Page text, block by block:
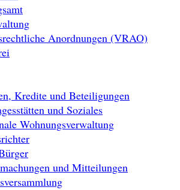
Anordnungen (VRAO)
Kredite und Beteiligungen
und Soziales
Wohnungsverwaltung
und Mitteilungen